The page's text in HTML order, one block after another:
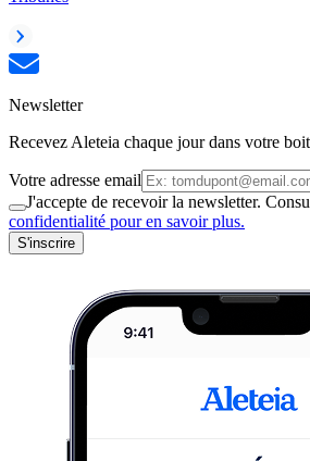
Newsletter
Recevez Aleteia chaque jour dans votre
Votre adresse email
J'accepte de recevoir la newsletter.
confidentialité pour en savoir plus.
S'inscrire